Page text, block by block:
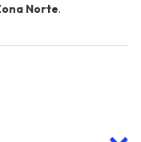
Norte.